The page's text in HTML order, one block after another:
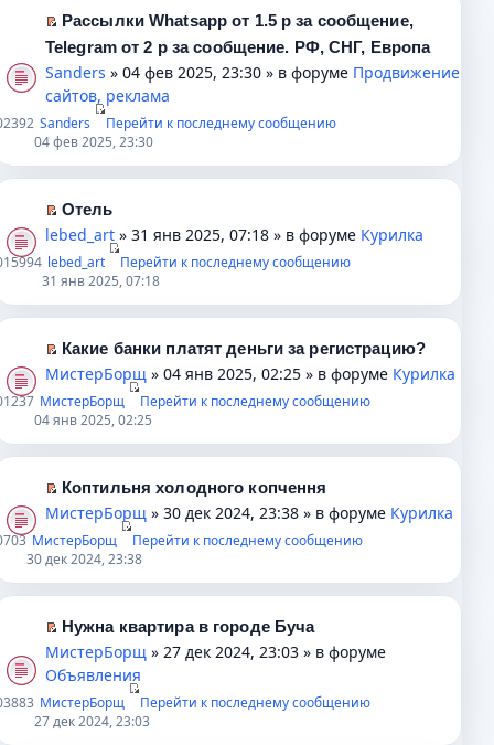
н
и
ю
с
о
о
б
щ
е
н
ю
а
н
н
о
м
у
с
о
б
щ
е
н
ю
н
е
п
р
о
ч
и
а
н
н
о
м
с
о
о
б
щ
н
и
ю
и
п
е
р
в
о
м
н
е
п
р
о
и
т
а
н
н
м
у
с
о
о
щ
е
н
и
ю
П
р
е
й
т
и
к
п
е
р
в
о
м
н
е
п
р
о
и
т
а
н
н
м
у
с
о
Рассылки Whatsapp от 1.5 р за сообщение,
Telegram от 2 р за сообщение. РФ, СНГ, Европа
Sanders » 04 фев 2025, 23:30 » в форуме Продвижение
сайтов, реклама
2392 Sanders
Перейти к последнему сообщению
04 фев 2025, 23:30
П
р
й
т
и
п
р
в
о
у
е
п
р
о
и
Отель
lebed_art » 31 янв 2025, 07:18 » в форуме Курилка
15994 lebed_art
Перейти к последнему сообщению
31 янв 2025, 07:18
П
р
й
т
и
п
р
в
о
м
н
Какие банки платят деньги за регистрацию?
МистерБорщ » 04 янв 2025, 02:25 » в форуме Курилка
1237 МистерБорщ
Перейти к последнему сообщению
04 янв 2025, 02:25
П
р
й
т
и
к
е
Коптильня холодного копчення
МистерБорщ » 30 дек 2024, 23:38 » в форуме Курилка
703 МистерБорщ
Перейти к последнему сообщению
30 дек 2024, 23:38
П
е
е
Нужна квартира в городе Буча
МистерБорщ » 27 дек 2024, 23:03 » в форуме
Объявления
3883 МистерБорщ
Перейти к последнему сообщению
27 дек 2024, 23:03